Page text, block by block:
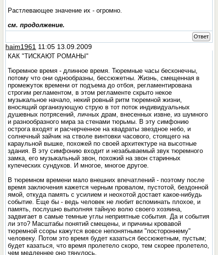
Растлевающее значение их - огромно.
см. продолжение.
Ответ
haim1961 11:05 13.09.2009
КАК "ТИСКАЮТ РОМАНЫ"
Тюремное время - длинное время. Тюремные часы бесконечны,
потому что они однообразны, бессюжетны. Жизнь, смещенная в
промежуток времени от подъема до отбоя, регламентирована
строгим регламентом, в этом регламенте скрыто некое
музыкальное начало, некий ровный ритм тюремной жизни,
вносящий организующую струю в тот поток индивидуальных
душевных потрясений, личных драм, внесенных извне, из шумного
и разнообразного мира за стенами тюрьмы. В эту симфонию
острога входят и расчерченное на квадраты звездное небо, и
солнечный зайчик на стволе винтовки часового, стоящего на
караульной вышке, похожей по своей архитектуре на высотные
здания. В эту симфонию входит и незабываемый звук тюремного
замка, его музыкальный звон, похожий на звон старинных
купеческих сундуков. И многое, многое другое.
В тюремном времени мало внешних впечатлений - поэтому после
время заключения кажется черным провалом, пустотой, бездонной
ямой, откуда память с усилием и неохотой достает какое-нибудь
событие. Еще бы - ведь человек не любит вспоминать плохое, и
память, послушно выполняя тайную волю своего хозяина,
задвигает в самые темные углы неприятные события. Да и события
ли это? Масштабы понятий смещены, и причины кровавой
тюремной ссоры кажутся вовсе непонятными "постороннему"
человеку. Потом это время будет казаться бессюжетным, пустым;
будет казаться, что время пролетело скоро, тем скорее пролетело,
чем медленнее оно тянулось.